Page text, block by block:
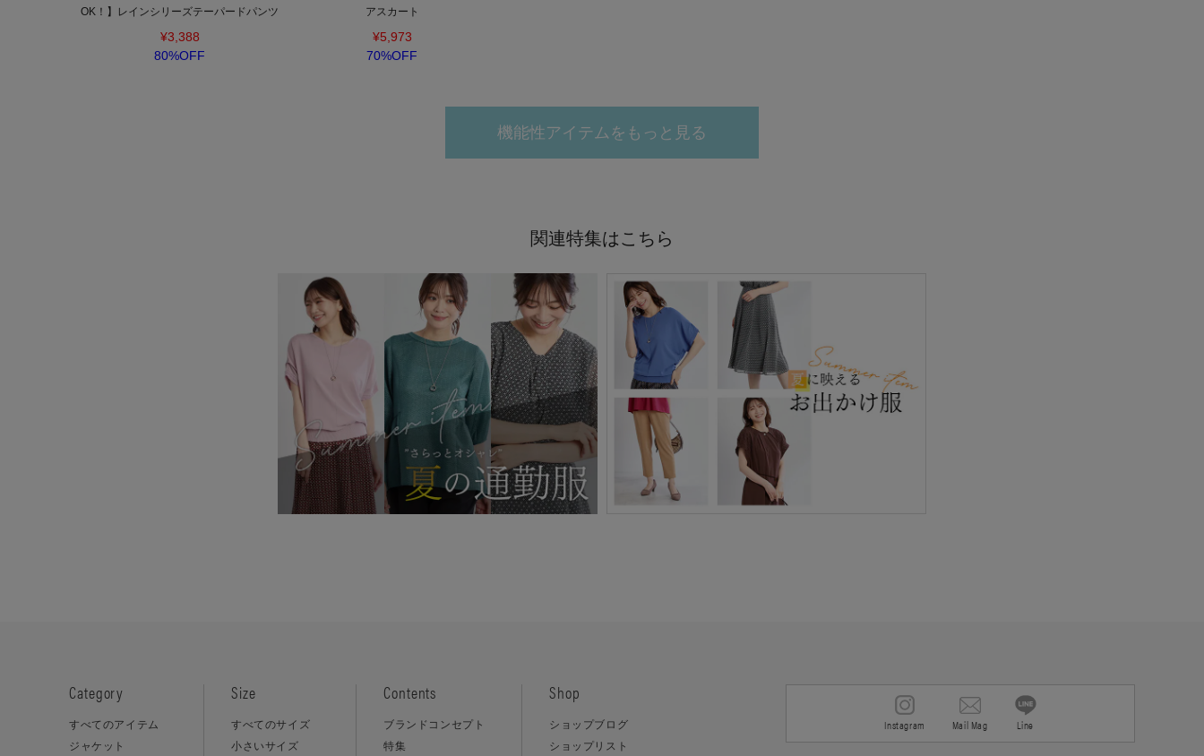
OK！】レインシリーズテーパードパンツ
¥3,388
80%OFF
アスカート
¥5,973
70%OFF
機能性アイテムをもっと見る
関連特集はこちら
Category
すべてのアイテム
ジャケット
Size
すべてのサイズ
小さいサイズ
Contents
ブランドコンセプト
特集
Shop
ショップブログ
ショップリスト
Instagram Mail Mag Line